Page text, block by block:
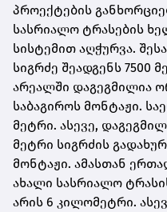
პროექტების
სასრიალო ტრასების
სისტემით აღჭურვა.
სიგრძე შეადგენს 7500
არეალში დაგეგმილია
საბაგიროს მონტაჟი.
მეტრი. ასევე,
მეტრი სიგრძის
მონტაჟი. ამასთან
ახალი სასრიალო
არის 6 კილომეტრი.